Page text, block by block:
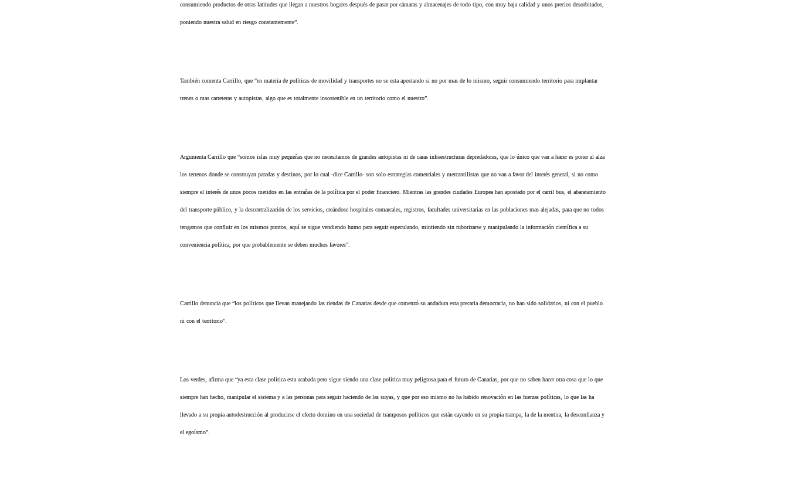
consumiendo productos de otras latitudes que llegan a nuestros hogares después de pasar por cámaras y almacenajes de todo tipo, con muy baja calidad y unos precios desorbitados,
poniendo nuestra salud en riesgo constantemente”.
También comenta Carrillo, que “en materia de políticas de movilidad y transportes no se esta apostando si no por mas de lo mismo, seguir consumiendo territorio para implantar
trenes o mas carreteras y autopistas, algo que es totalmente insostenible en un territorio como el nuestro”.
Argumenta Carrillo que “somos islas muy pequeñas que no necesitamos de grandes autopistas ni de caras infraestructuras depredadoras, que lo único que van a hacer es poner al alza
los terrenos donde se construyan paradas y destinos, por lo cual -dice Carrillo- son solo estrategias comerciales y mercantilistas que no van a favor del interés general, si no como
siempre el interés de unos pocos metidos en las entrañas de la política por el poder financiero. Mientras las grandes ciudades Europea han apostado por el carril bus, el abaratamiento
del transporte público, y la descentralización de los servicios, creándose hospitales comarcales, registros, facultades universitarias en las poblaciones mas alejadas, para que no todos
tengamos que confluir en los mismos puntos, aquí se sigue vendiendo humo para seguir especulando, mintiendo sin ruborizarse y manipulando la información científica a su
conveniencia política, por que probablemente se deben muchos favores”.
Carrillo denuncia que “los políticos que llevan manejando las riendas de Canarias desde que comenzó su andadura esta precaria democracia, no han sido solidarios, ni con el pueblo
ni con el territorio”.
Los verdes, afirma que “ya esta clase política esta acabada pero sigue siendo una clase política muy peligrosa para el futuro de Canarias, por que no saben hacer otra cosa que lo que
siempre han hecho, manipular el sistema y a las personas para seguir haciendo de las suyas, y que por eso mismo no ha habido renovación en las fuerzas políticas, lo que las ha
llevado a su propia autodestrucción al producirse el efecto domino en una sociedad de tramposos políticos que están cayendo en su propia trampa, la de la mentira, la desconfianza y
el egoísmo”.